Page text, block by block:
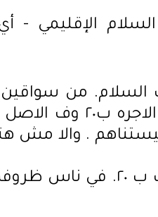
السلام. من
. والا مش
العيب. كمان علي الركاب. اللي بتوافق